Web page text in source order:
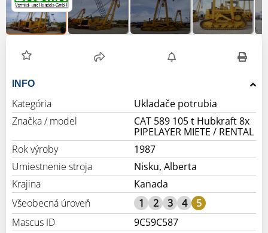
INFO
Kategória
Ukladače potrubia
Značka / model
CAT 589 105 t Hubkraft 8x
PIPELAYER MIETE / RENTAL
Rok výroby
1987
Umiestnenie stroja
Nisku, Alberta
Krajina
Kanada
Všeobecná úroveň
1 2 3 4
5
Mascus ID
9C59C587